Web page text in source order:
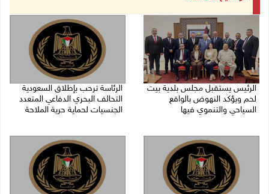
الرئيس يستقبل مجلس بلدية بيت
لحم ويؤكد النهوض بالواقع
السياحي والتنموي فيها
الرئاسة ترحب بإطلاق السعودية
التحالف البحري الدفاعي المتعدد
الجنسيات لحماية حرية الملاحة